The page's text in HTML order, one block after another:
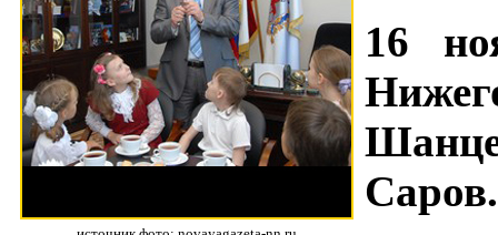
16